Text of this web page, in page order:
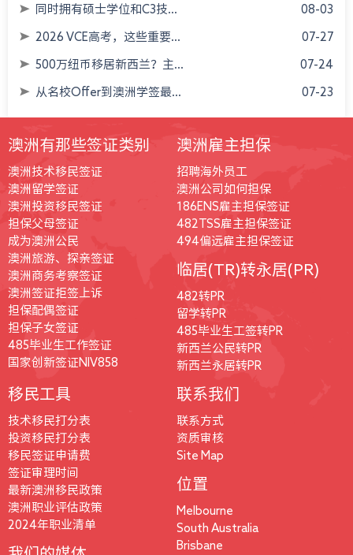
同时拥有硕士学位和C3技... 08-03
2026 VCE高考，这些重要... 07-27
500万纽币移居新西兰？主... 07-24
从名校Offer到澳洲学签最... 07-23
澳洲有那些签证类别
澳洲技术移民签证
澳洲留学签证
澳洲投资移民签证
担保父母签证
成为澳洲公民
澳洲旅游、探亲签证
澳洲商务考察签证
澳洲签证拒签上诉
担保配偶签证
担保子女签证
485毕业生工作签证
国家创新签证NIV858
澳洲雇主担保
招聘海外员工
澳洲公司如何担保
186ENS雇主担保签证
482TSS雇主担保签证
494偏远雇主担保签证
临居(TR)转永居(PR)
482转PR
留学转PR
485毕业生工签转PR
新西兰公民转PR
新西兰永居转PR
移民工具
技术移民打分表
投资移民打分表
移民签证申请费
签证审理时间
最新澳洲移民政策
澳洲职业评估政策
2024年职业清单
联系我们
联系方式
资质审核
Site Map
位置
Melbourne
South Australia
Brisbane